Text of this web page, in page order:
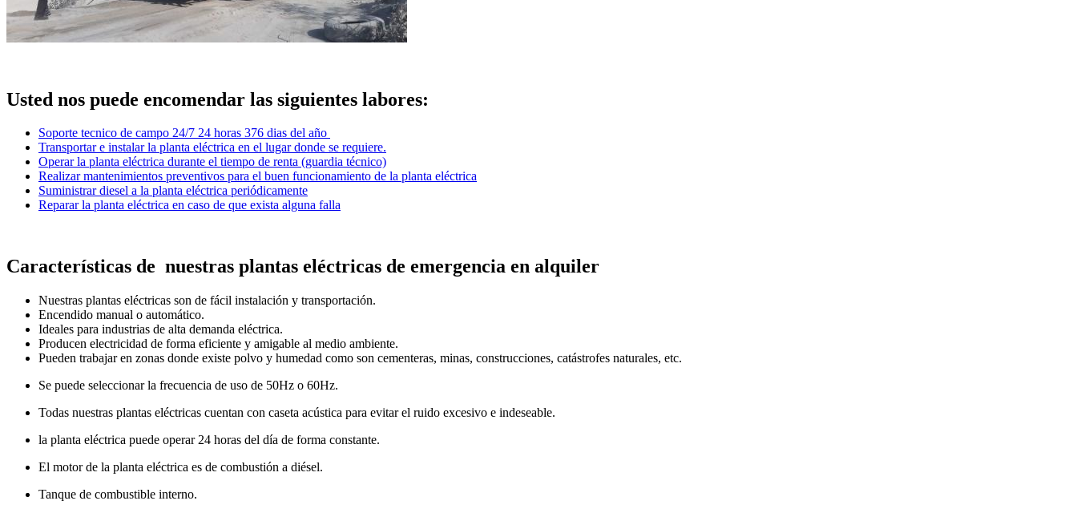
Usted nos puede encomendar las siguientes labores:
Soporte tecnico de campo 24/7 24 horas 376 dias del año
Transportar e instalar la planta eléctrica en el lugar donde se requiere.
Operar la planta eléctrica durante el tiempo de renta (guardia técnico)
Realizar mantenimientos preventivos para el buen funcionamiento de la planta eléctrica
Suministrar diesel a la planta eléctrica periódicamente
Reparar la planta eléctrica en caso de que exista alguna falla
Características de nuestras plantas eléctricas de emergencia en alquiler
Nuestras plantas eléctricas son de fácil instalación y transportación.
Encendido manual o automático.
Ideales para industrias de alta demanda eléctrica.
Producen electricidad de forma eficiente y amigable al medio ambiente.
Pueden trabajar en zonas donde existe polvo y humedad como son cementeras, minas, construcciones, catástrofes naturales, etc.
Se puede seleccionar la frecuencia de uso de 50Hz o 60Hz.
Todas nuestras plantas eléctricas cuentan con caseta acústica para evitar el ruido excesivo e indeseable.
la planta eléctrica puede operar 24 horas del día de forma constante.
El motor de la planta eléctrica es de combustión a diésel.
Tanque de combustible interno.